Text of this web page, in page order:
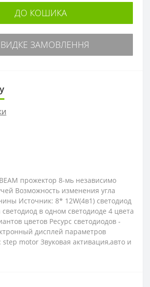
ДО КОШИКА
ЗАМОВЛЕННЯ
прожектор 8-мь независимо
Возможность изменения угла
Источник: 8* 12W(4в1) светодиод
в одном светодиоде 4 цвета
цветов Ресурс светодиодов -
дисплей параметров
motor Звуковая активация,авто и